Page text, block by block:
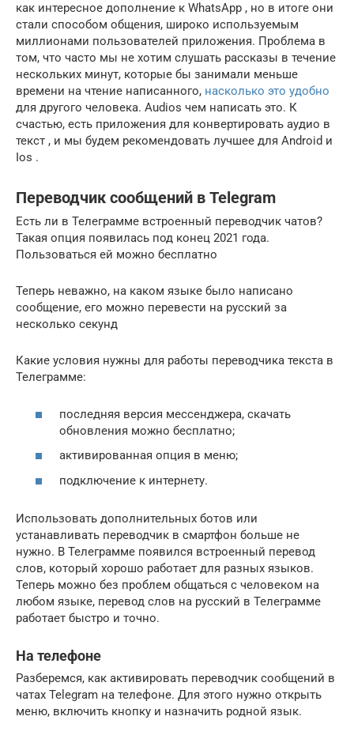
как интересное дополнение к WhatsApp , но в итоге они
стали способом общения, широко используемым
миллионами пользователей приложения. Проблема в
том, что часто мы не хотим слушать рассказы в течение
нескольких минут, которые бы занимали меньше
времени на чтение написанного, насколько это удобно
для другого человека. Audios чем написать это. К
счастью, есть приложения для конвертировать аудио в
текст , и мы будем рекомендовать лучшее для Android и
Ios .
Переводчик сообщений в Telegram
Есть ли в Телеграмме встроенный переводчик чатов?
Такая опция появилась под конец 2021 года.
Пользоваться ей можно бесплатно
Теперь неважно, на каком языке было написано
сообщение, его можно перевести на русский за
несколько секунд
Какие условия нужны для работы переводчика текста в
Телеграмме:
последняя версия мессенджера, скачать
обновления можно бесплатно;
активированная опция в меню;
подключение к интернету.
Использовать дополнительных ботов или
устанавливать переводчик в смартфон больше не
нужно. В Телеграмме появился встроенный перевод
слов, который хорошо работает для разных языков.
Теперь можно без проблем общаться с человеком на
любом языке, перевод слов на русский в Телеграмме
работает быстро и точно.
На телефоне
Разберемся, как активировать переводчик сообщений в
чатах Telegram на телефоне. Для этого нужно открыть
меню, включить кнопку и назначить родной язык.